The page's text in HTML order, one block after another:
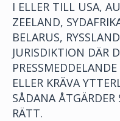
I ELLER TILL USA,
ZEELAND,
BELARUS,
JURISDIKTION DÄR
ELLER KRÄVA
SÅDANA ÅTGÄRDER
RÄTT.